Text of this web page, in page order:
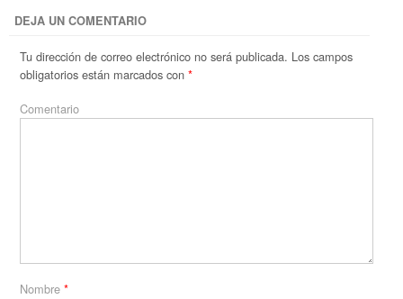
DEJA UN COMENTARIO
Tu dirección de correo electrónico no será publicada. Los campos
obligatorios están marcados con*
Comentario
Nombre*